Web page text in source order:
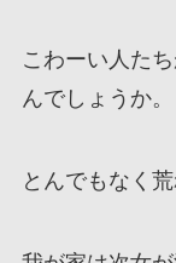
こわーい人た
んでしょうか。
とんでもなく荒